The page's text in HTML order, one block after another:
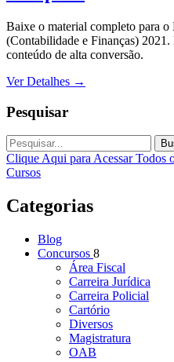
Baixe o material completo para
(Contabilidade e Finanças) 2021.
conteúdo de alta conversão.
Ver Detalhes →
Pesquisar
Clique Aqui para Acessar Todos
Cursos
Categorias
Blog
Concursos 8
Área Fiscal
Carreira Jurídica
Carreira Policial
Cartório
Diversos
Magistratura
OAB